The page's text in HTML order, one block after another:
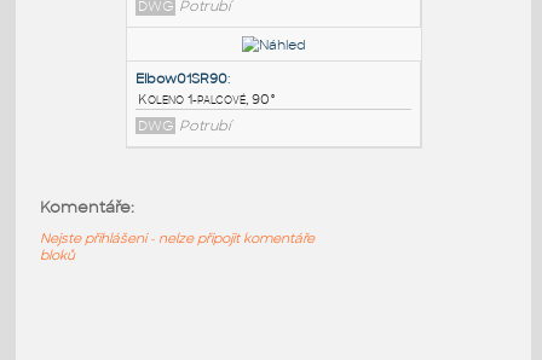
90-PIPE-ELBOW:
Dyn. 90° koleno
DWG Vzduchotechnika
Koleno 3-palcové, 90°
Komentáře:
Nejste přihlášeni - nelze připojit komentáře
bloků